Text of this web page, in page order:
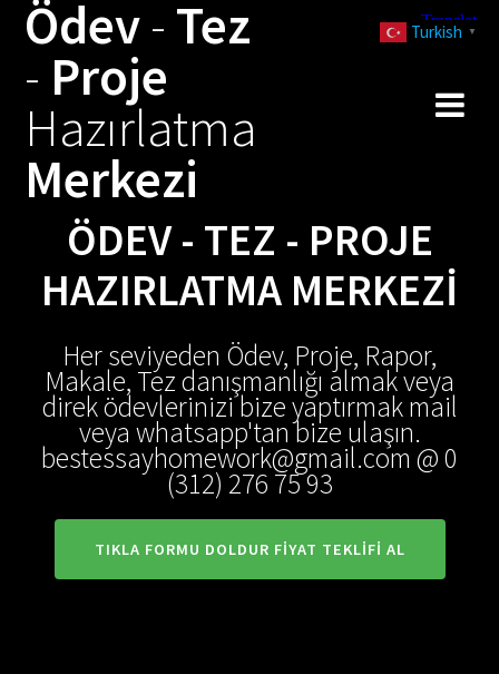
to
Ödev- Tez
- Proje
Hazırlatma
Merkezi
ÖDEV - TEZ - PROJE
HAZIRLATMA MERKEZI
Her seviyeden Ödev, Proje, Rapor,
Makale, Tez danışmanlığı almak veya
direk ödevlerinizi bize yaptırmak mail
veya whatsapp'tan bize ulaşın.
bestessayhomework@gmail.com @ 0
(312) 276 75 93
TIKLA FORMU DOLDUR FIYAT TEKLIFI AL
Turkish ▼